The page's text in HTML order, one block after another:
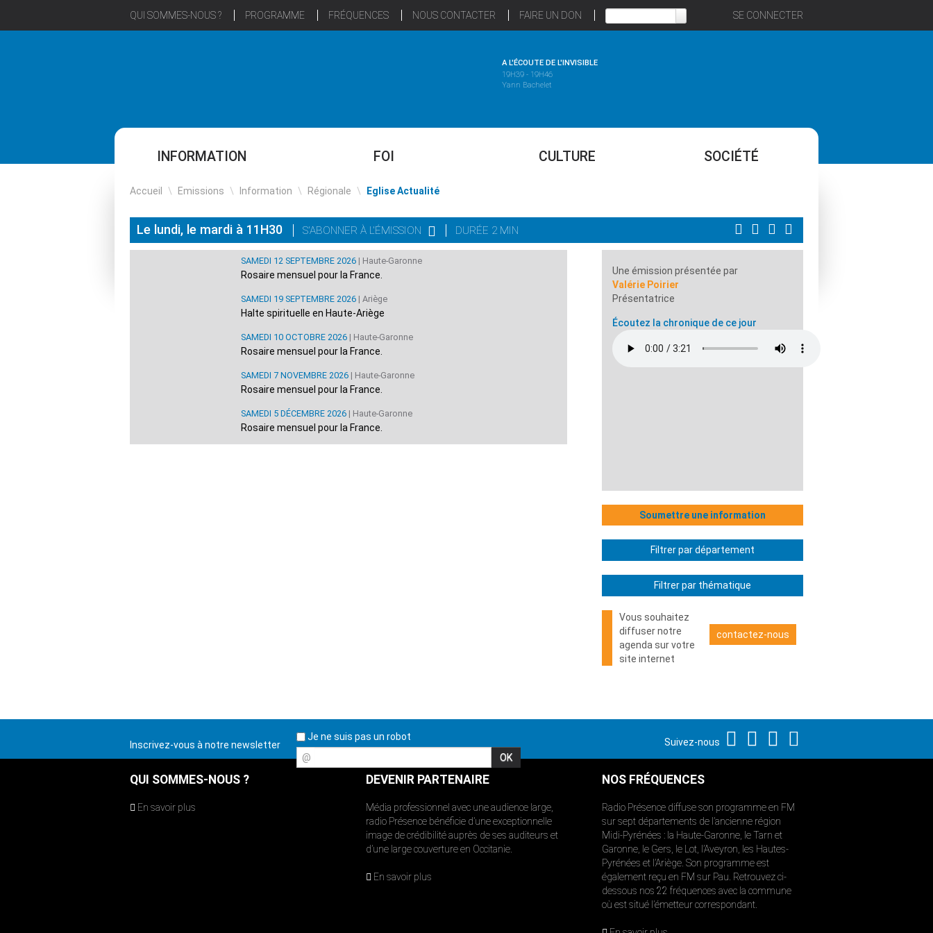
QUI SOMMES-NOUS ? PROGRAMME FRÉQUENCES NOUS CONTACTER FAIRE UN DON SE CONNECTER
A L'ÉCOUTE DE L'INVISIBLE
19H39 - 19H46
Yann Bachelet
INFORMATION FOI CULTURE SOCIÉTÉ
Accueil \ Emissions \ Information \ Régionale \ Eglise Actualité
Le lundi, le mardi à 11H30 S'ABONNER À L'ÉMISSION DURÉE 2 MIN
SAMEDI 12 SEPTEMBRE 2026| Haute-Garonne
Rosaire mensuel pour la France.
SAMEDI 19 SEPTEMBRE 2026| Ariège
Halte spirituelle en Haute-Ariège
SAMEDI 10 OCTOBRE 2026| Haute-Garonne
Rosaire mensuel pour la France.
SAMEDI 7 NOVEMBRE 2026| Haute-Garonne
Rosaire mensuel pour la France.
SAMEDI 5 DÉCEMBRE 2026| Haute-Garonne
Rosaire mensuel pour la France.
Une émission présentée par
Valérie Poirier
Présentatrice
Écoutez la chronique de ce jour
Soumettre une information
Filtrer par département
Filtrer par thématique
Vous souhaitez
diffuser notre
agenda sur votre
site internet
contactez-nous
Inscrivez-vous à notre newsletter
Je ne suis pas un robot
@
Suivez-nous
QUI SOMMES-NOUS ?
En savoir plus
DEVENIR PARTENAIRE
Média professionnel avec une audience large,
radio Présence bénéficie d’une exceptionnelle
image de crédibilité auprès de ses auditeurs et
d’une large couverture en Occitanie.
En savoir plus
NOS FRÉQUENCES
Radio Présence diffuse son programme en FM
sur sept départements de l’ancienne région
Midi-Pyrénées : la Haute-Garonne, le Tarn et
Garonne, le Gers, le Lot, l’Aveyron, les Hautes-
Pyrénées et l’Ariège. Son programme est
également reçu en FM sur Pau. Retrouvez ci-
dessous nos 22 fréquences avec la commune
où est situé l’émetteur correspondant.